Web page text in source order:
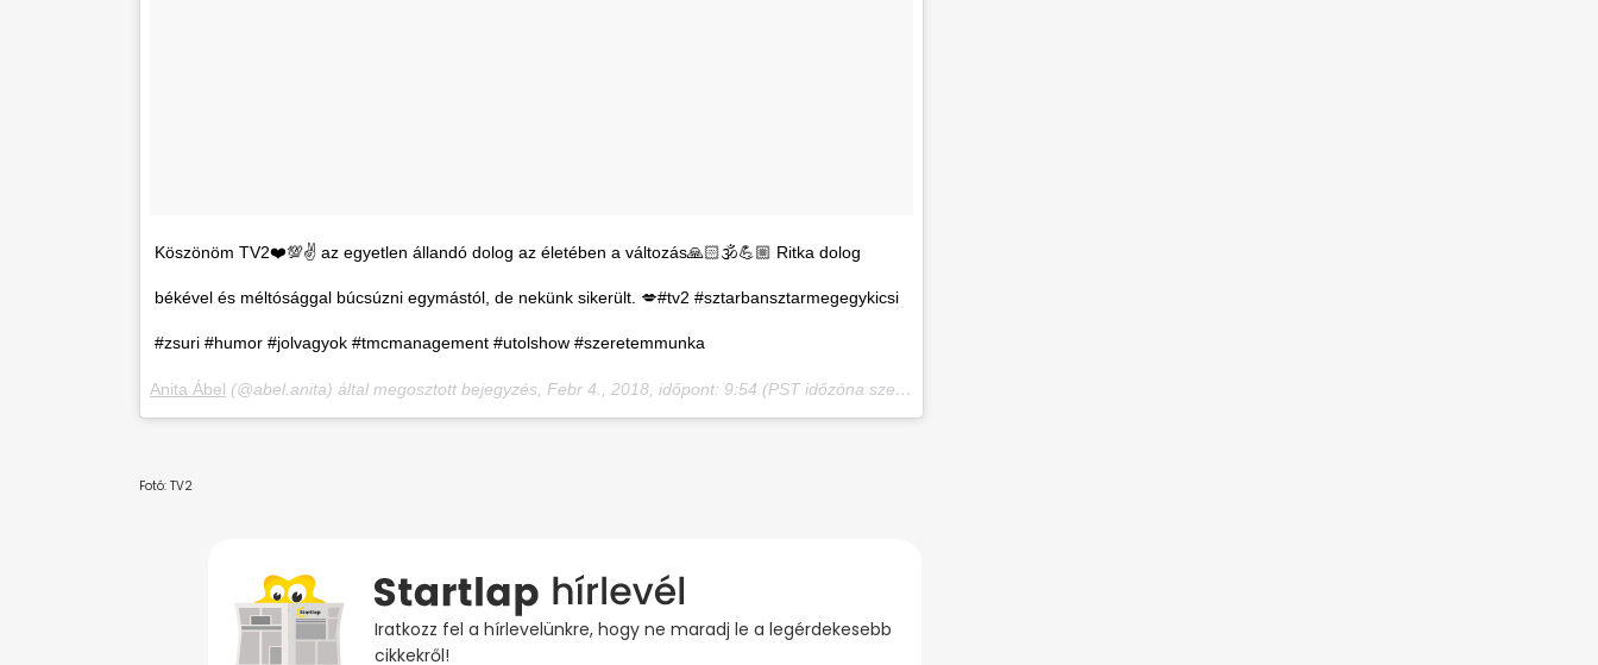
Köszönöm TV2❤️💯✌️ az egyetlen állandó dolog az életében a változás🙏🏻🕉💪🏼 Ritka dolog
békével és méltósággal búcsúzni egymástól, de nekünk sikerült. 💋#tv2 #sztarbansztarmegegykicsi
#zsuri #humor #jolvagyok #tmcmanagement #utolshow #szeretemmunka
Anita Ábel (@abel.anita) által megosztott bejegyzés, Febr 4., 2018, időpont: 9:54 (PST időzóna szerint)
Fotó: TV2
Iratkozz fel a hírlevelünkre, hogy ne maradj le a legérdekesebb
cikkekről!